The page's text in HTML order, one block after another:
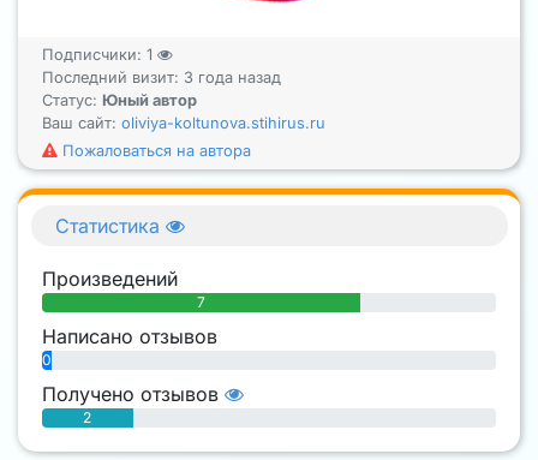
Подписчики: 1
Последний визит: 3 года назад
Статус: Юный автор
Ваш сайт: oliviya-koltunova.stihirus.ru
Пожаловаться на автора
Статистика
Произведений
7
Написано отзывов
0
Получено отзывов
2